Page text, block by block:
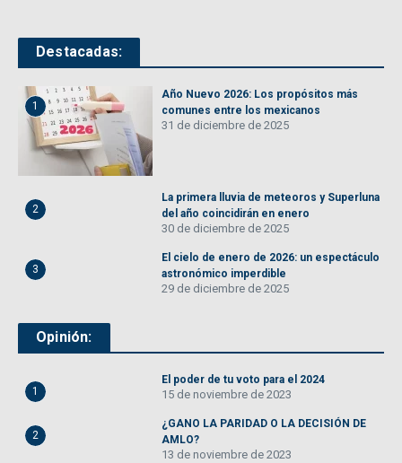
Destacadas:
1
Año Nuevo 2026: Los propósitos más
comunes entre los mexicanos
31 de diciembre de 2025
2
La primera lluvia de meteoros y Superluna
del año coincidirán en enero
30 de diciembre de 2025
3
El cielo de enero de 2026: un espectáculo
astronómico imperdible
29 de diciembre de 2025
Opinión:
1
El poder de tu voto para el 2024
15 de noviembre de 2023
2
¿GANO LA PARIDAD O LA DECISIÓN DE
AMLO?
13 de noviembre de 2023